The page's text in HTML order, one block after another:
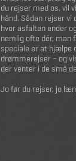
du rejser med os, vil
hånd. Sådan rejser vi
hvor asfalten ender
nemlig ofte dér, man
speciale er at hjælpe
drømmerejser – og
der venter i de små
Jo før du rejser, jo